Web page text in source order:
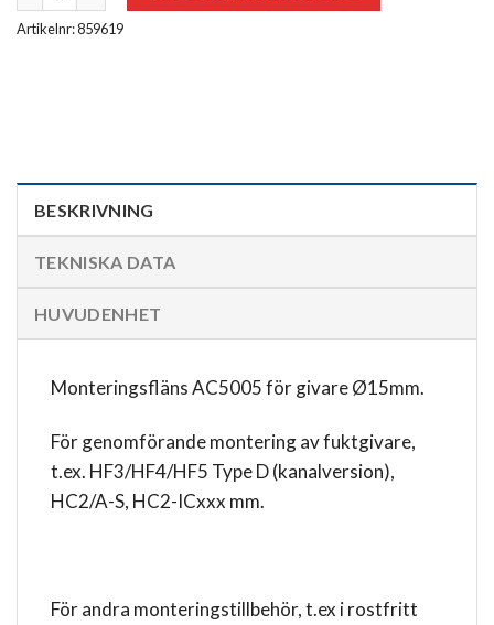
Artikelnr: 859619
BESKRIVNING
TEKNISKA DATA
HUVUDENHET
Monteringsfläns AC5005 för givare Ø15mm.
För genomförande montering av fuktgivare,
t.ex. HF3/HF4/HF5 Type D (kanalversion),
HC2/A-S, HC2-ICxxx mm.
För andra monteringstillbehör, t.ex i rostfritt